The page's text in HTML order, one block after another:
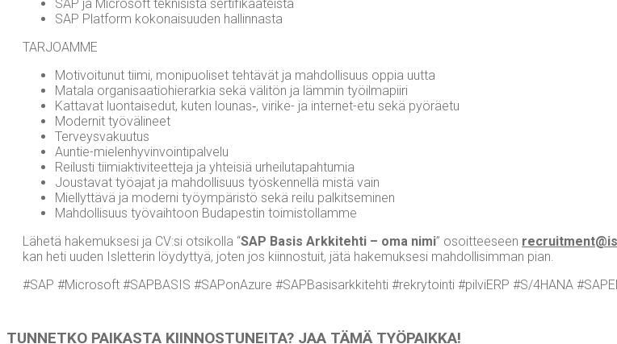
SAP ja Mic­ro­soft tek­ni­sis­tä sertifikaateista
SAP Plat­form koko­nai­suu­den hallinnasta
TAR­JOAM­ME
Moti­voi­tu­nut tii­mi, moni­puo­li­set teh­tä­vät ja mah­dol­li­suus oppia uutta
Mata­la orga­ni­saa­tio­hie­rar­kia sekä väli­tön ja läm­min työilmapiiri
Kat­ta­vat luon­tai­se­dut, kuten lounas‑, viri­ke- ja inter­net-etu sekä pyöräetu
Moder­nit työvälineet
Ter­veys­va­kuu­tus
Aun­tie-mie­len­hy­vin­voin­ti­pal­ve­lu
Rei­lus­ti tii­miak­ti­vi­teet­te­ja ja yhtei­siä urheilutapahtumia
Jous­ta­vat työ­ajat ja mah­dol­li­suus työs­ken­nel­lä mis­tä vain
Miel­lyt­tä­vä ja moder­ni työym­pä­ris­tö sekä rei­lu palkitseminen
Mah­dol­li­suus työ­vaih­toon Buda­pes­tin toimistollamme
Lähe­tä hake­muk­se­si ja CV:si otsi­kol­la “SAP Basis Ark­ki­teh­ti – oma nimi” osoit­tee­seen
kan heti uuden Islet­te­rin löy­dyt­tyä, joten jos kiin­nos­tuit, jätä hake­muk­se­si mah­dol­li­sim­man pian.
#SAP #Mic­ro­soft #SAP­BA­SIS #SAPo­nAzu­re #SAP­Ba­si­sark­ki­teh­ti #rek­ry­toin­ti #pil­viERP #S/4HANA
TUN­NET­KO PAI­KAS­TA KIIN­NOS­TU­NEI­TA? JAA TÄMÄ TYÖPAIKKA!